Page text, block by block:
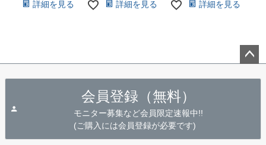
詳細を見る 詳細を見る 詳細を見る
会員登録（無料）
モニター募集など会員限定速報中!!
(ご購入には会員登録が必要です)